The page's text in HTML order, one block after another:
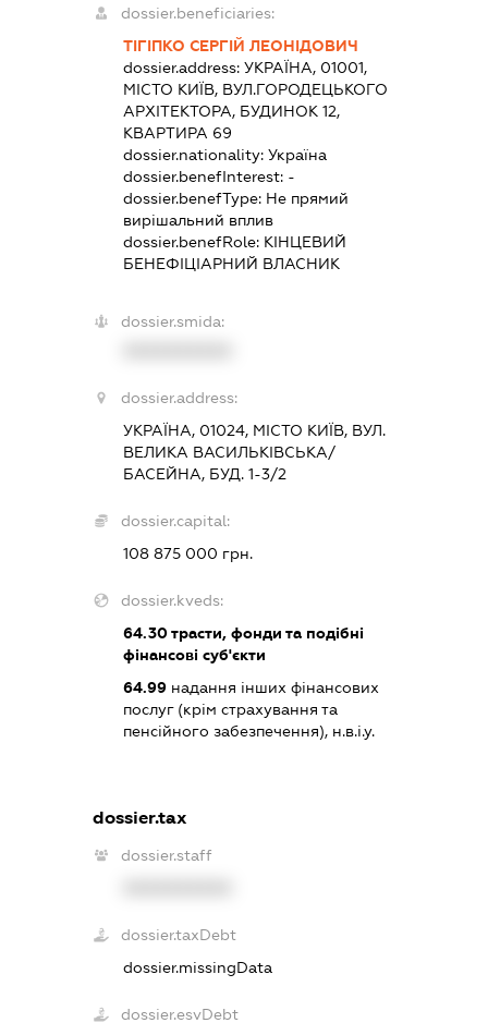
dossier.beneficiaries:
ТІГІПКО СЕРГІЙ ЛЕОНІДОВИЧ
dossier.address:УКРАЇНА, 01001,
МІСТО КИЇВ, ВУЛ.ГОРОДЕЦЬКОГО
АРХІТЕКТОРА, БУДИНОК 12,
КВАРТИРА 69
dossier.nationality:Україна
dossier.benefInterest: -
dossier.benefType: Не прямий
вирішальний вплив
dossier.benefRole: КІНЦЕВИЙ
БЕНЕФІЦІАРНИЙ ВЛАСНИК
dossier.smida:
dossier.address:
УКРАЇНА, 01024, МІСТО КИЇВ, ВУЛ.
ВЕЛИКА ВАСИЛЬКІВСЬКА/
БАСЕЙНА, БУД. 1-3/2
dossier.capital:
108 875 000 грн.
dossier.kveds:
64.30трасти, фонди та подібні
фінансові суб'єкти
64.99 надання інших фінансових
послуг (крім страхування та
пенсійного забезпечення), н.в.і.у.
dossier.tax
dossier.staff
dossier.taxDebt
dossier.missingData
dossier.esvDebt